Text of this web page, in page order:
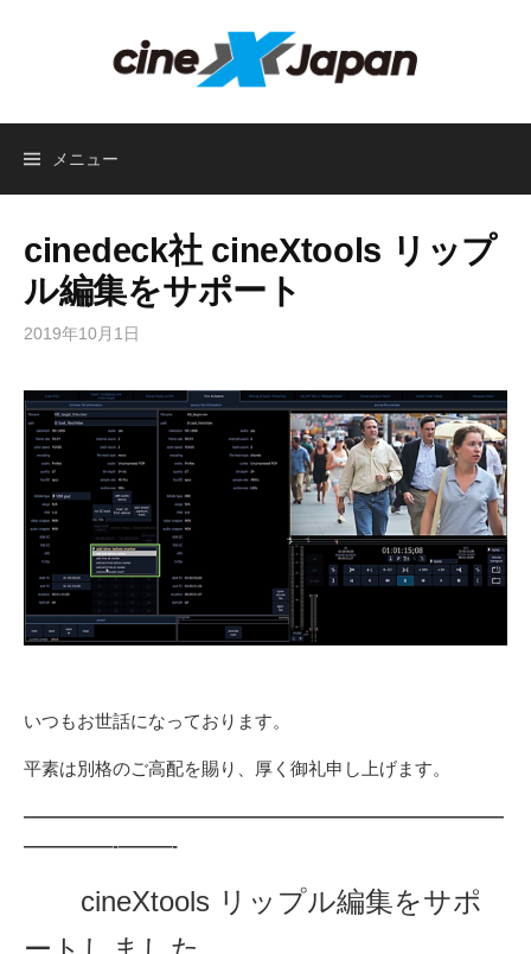
ス
メニュー
cinedeck社 cineXtools リップ
ル編集をサポート
2019年10月1日
いつもお世話になっております。
平素は別格のご高配を賜り、厚く御礼申し上げます。
———————————————————————————
—————-———-
cineXtools リップル編集をサポ